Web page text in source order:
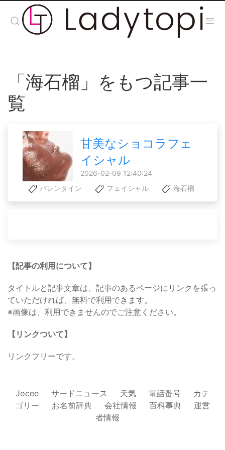
「海石榴」をもつ記事一
覧
甘美なショコラフェ
イシャル
2026-02-09 12:40:24
バレンタイン
フェイシャル 海石榴
【記事の利用について】
タイトルと記事文章は、記事のあるページにリンクを張っ
ていただければ、無料で利用できます。
※画像は、利用できませんのでご注意ください。
【リンクついて】
リンクフリーです。
Jocee サードニュース 天気 電話番号
カテ
ゴリー
お名前辞典 会社情報 百科事典
運営
者情報